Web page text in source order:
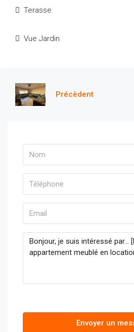
Terasse
Vue Jardin
Précèdent
Envoyer un